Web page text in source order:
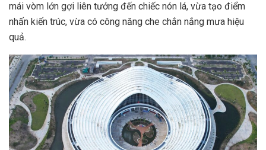
mái vòm lớn gợi liên tưởng đến chiếc nón lá, vừa tạo điểm
nhấn kiến trúc, vừa có công năng che chắn nắng mưa hiệu
quả.